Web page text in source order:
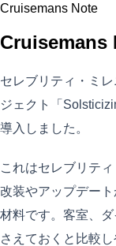
Cruisemans Note
Cruisemans
セレブリティ・ミ
ジェクト「
導入しました。
これはセレブリテ
改装やアップデー
材料です。客室、
さえておくと比較し